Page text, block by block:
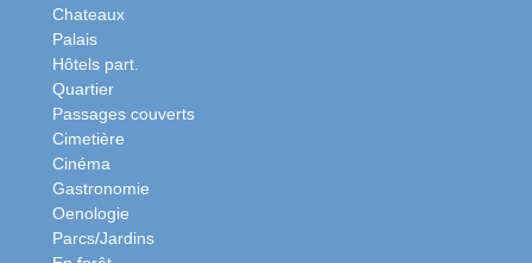
Chateaux
Palais
Hôtels part.
Quartier
Passages couverts
Cimetière
Cinéma
Gastronomie
Oenologie
Parcs/Jardins